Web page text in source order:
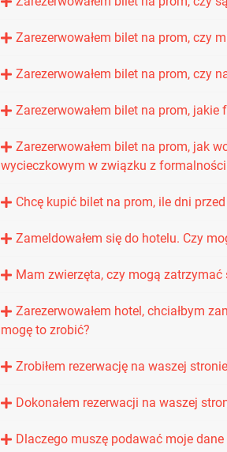
Zarezerwowałem bilet na prom, czy
Zarezerwowałem bilet na prom, czy
Zarezerwowałem bilet na prom,
Zarezerwowałem bilet na prom, jak
wycieczkowym w związku z
Chcę kupić bilet na prom, ile dni
Zameldowałem się do hotelu. Czy
Mam zwierzęta, czy mogą zatrzymać
Zarezerwowałem hotel, chciałbym
mogę to zrobić?
Zrobiłem rezerwację na waszej
Dokonałem rezerwacji na waszej
Dlaczego muszę podawać moje